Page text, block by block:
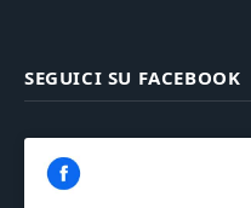
SEGUICI SU FACEBOOK